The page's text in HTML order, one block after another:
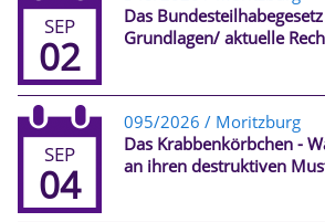
SEP
02
Das
Grundlagen/ aktuelle
SEP
04
095/2026 / Moritzburg
Das Krabbenkörbchen -
an ihren destruktiven